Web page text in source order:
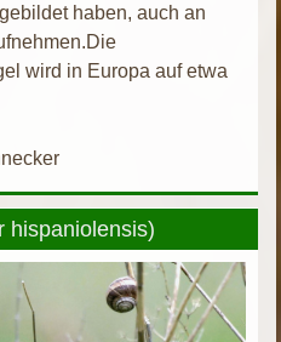
haben, auch an
wird in Europa auf etwa
hispaniolensis)